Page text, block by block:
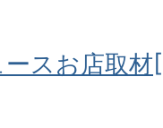
スお店取材